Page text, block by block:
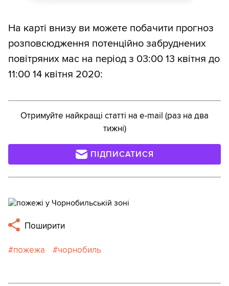
На карті внизу ви можете побачити прогноз
розповсюдження потенційно забруднених
повітряних мас на період з 03:00 13 квітня до
11:00 14 квітня 2020:
Отримуйте найкращі статті на e-mail (раз на два
тижні)
ПІДПИСАТИСЯ
Поширити
пожежа чорнобиль